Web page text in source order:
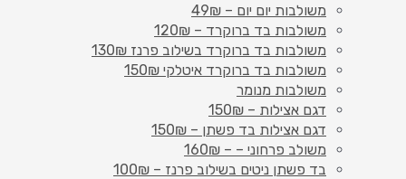
משולבות יום יום – 49₪
משולבות בד ברוקרד – 120₪
משולבות בד ברוקרד בשילוב פרנז 130₪
משולבות בד ברוקרד איטלקי 150₪
משולבות מנומר
דגם אצילות – 150₪
דגם אצילות בד פשתן – 150₪
משולב פרחוני – – 160₪
בד פשתן ניטים בשילוב פרנז – 100₪